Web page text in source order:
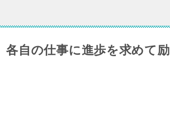
自の仕事に進歩を求めて励